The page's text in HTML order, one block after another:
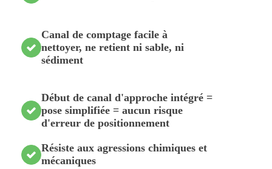
Canal de comptage facile à
nettoyer, ne retient ni sable, ni
sédiment
Début de canal d'approche intégré =
pose simplifiée = aucun risque
d'erreur de positionnement
Résiste aux agressions chimiques et
mécaniques